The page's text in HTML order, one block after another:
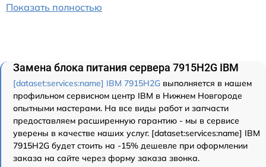
Показать полностью
Замена блока питания сервера 7915H2G IBM
[dataset:services:name] IBM 7915H2G выполняется в нашем
профильном сервисном центр IBM в Нижнем Новгороде
опытными мастерами. На все виды работ и запчасти
предоставляем расширенную гарантию - мы в сервисе
уверены в качестве наших услуг. [dataset:services:name] IBM
7915H2G будет стоить на -15% дешевле при оформлении
заказа на сайте через форму заказа звонка.